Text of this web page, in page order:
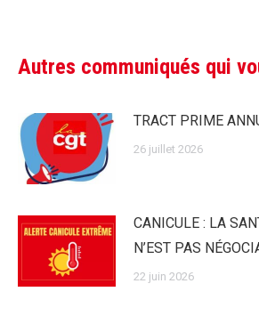
Autres communiqués qui
TRACT PRIME
26 juillet 2026
CANICULE : LA
N’EST PAS
22 juin 2026